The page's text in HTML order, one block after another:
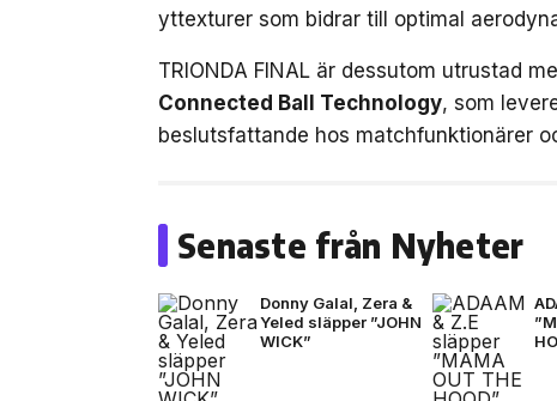
yttexturer som bidrar till optimal
TRIONDA FINAL är dessutom utrustad
Connected Ball Technology, som
beslutsfattande hos matchfunktionärer
Senaste från Nyheter
Donny Galal, Zera &
Yeled släpper ”JOHN
WICK”